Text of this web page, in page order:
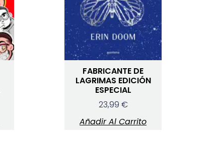
FABRICANTE DE
LAGRIMAS EDICIÓN
ESPECIAL
23,99 €
Añadir Al Carrito